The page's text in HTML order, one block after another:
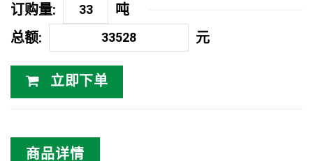
订购量:
吨
总额:
元
立即下单
商品详情